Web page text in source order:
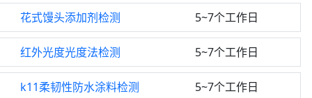
花式馒头添加剂检测 5~7个工作日
红外光度光度法检测 5~7个工作日
k11柔韧性防水涂料检测 5~7个工作日